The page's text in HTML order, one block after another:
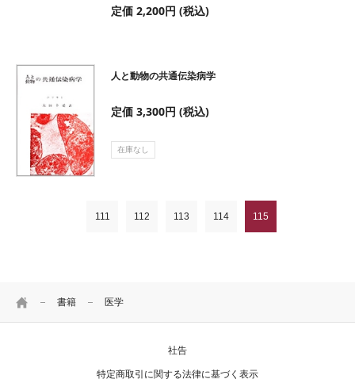
HOME 書籍 医学
ステム）の理論と方法をわが国に初めて紹介した記念
碑的労作。
定価 2,200円 (税込)
人と動物の共通伝染病学
定価 3,300円 (税込)
在庫なし
111 112 113 114 115
社告
特定商取引に関する法律に基づく表示